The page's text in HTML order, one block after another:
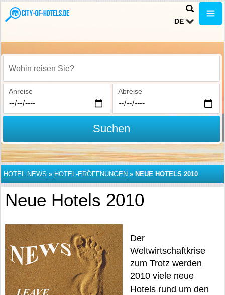
DE
Wohin reisen Sie?
Anreise Abreise
Suchen
HOTEL NEWS » HOTEL-ERÖFFNUNGEN » NEUE HOTELS 2010
Neue Hotels 2010
Der
Weltwirtschaftkrise
zum Trotz werden
2010 viele neue
Hotels rund um den